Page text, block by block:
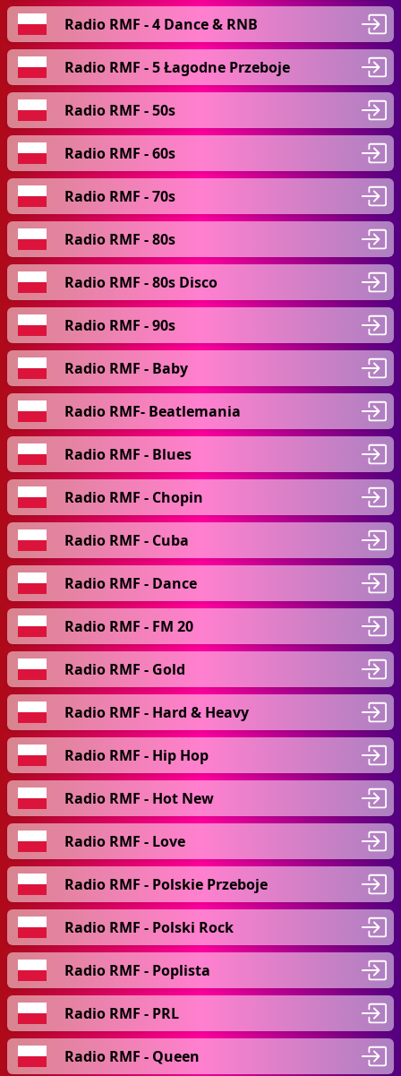
Radio RMF - 4 Dance & RNB
Radio RMF - 5 Łagodne Przeboje
Radio RMF - 50s
Radio RMF - 60s
Radio RMF - 70s
Radio RMF - 80s
Radio RMF - 80s Disco
Radio RMF - 90s
Radio RMF - Baby
Radio RMF- Beatlemania
Radio RMF - Blues
Radio RMF - Chopin
Radio RMF - Cuba
Radio RMF - Dance
Radio RMF - FM 20
Radio RMF - Gold
Radio RMF - Hard & Heavy
Radio RMF - Hip Hop
Radio RMF - Hot New
Radio RMF - Love
Radio RMF - Polskie Przeboje
Radio RMF - Polski Rock
Radio RMF - Poplista
Radio RMF - PRL
Radio RMF - Queen